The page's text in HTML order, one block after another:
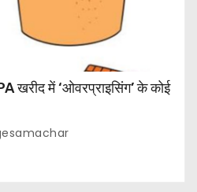
खरीद में ‘ओवरप्राइसिंग’ के कोई